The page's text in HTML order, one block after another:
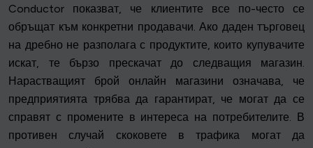
Conductor показват, че клиентите все по-често се
обръщат към конкретни продавачи. Ако даден търговец
на дребно не разполага с продуктите, които купувачите
искат, те бързо прескачат до следващия магазин.
Нарастващият брой онлайн магазини означава, че
предприятията трябва да гарантират, че могат да се
справят с промените в интереса на потребителите. В
противен случай скоковете в трафика могат да